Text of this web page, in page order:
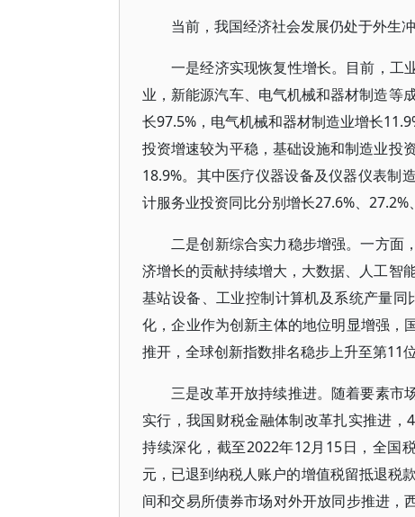
当前，我国经济社会发展仍处于外生
一是经济实现恢复性增长。目前，工
业，新能源汽车、电气机械和器材制造等
长97.5%，电气机械和器材制造业增长
投资增速较为平稳，基础设施和制造业投
18.9%。其中医疗仪器设备及仪器仪表制
计服务业投资同比分别增长27.6%、27.2%
二是创新综合实力稳步增强。一方面
济增长的贡献持续增大，大数据、人工智
基站设备、工业控制计算机及系统产量
化，企业作为创新主体的地位明显增强，
推开，全球创新指数排名稳步上升至第11位
三是改革开放持续推进。随着要素市
实行，我国财税金融体制改革扎实推进
持续深化，截至2022年12月15日，全国
元，已退到纳税人账户的增值税留抵退税
间和交易所债券市场对外开放同步推进，